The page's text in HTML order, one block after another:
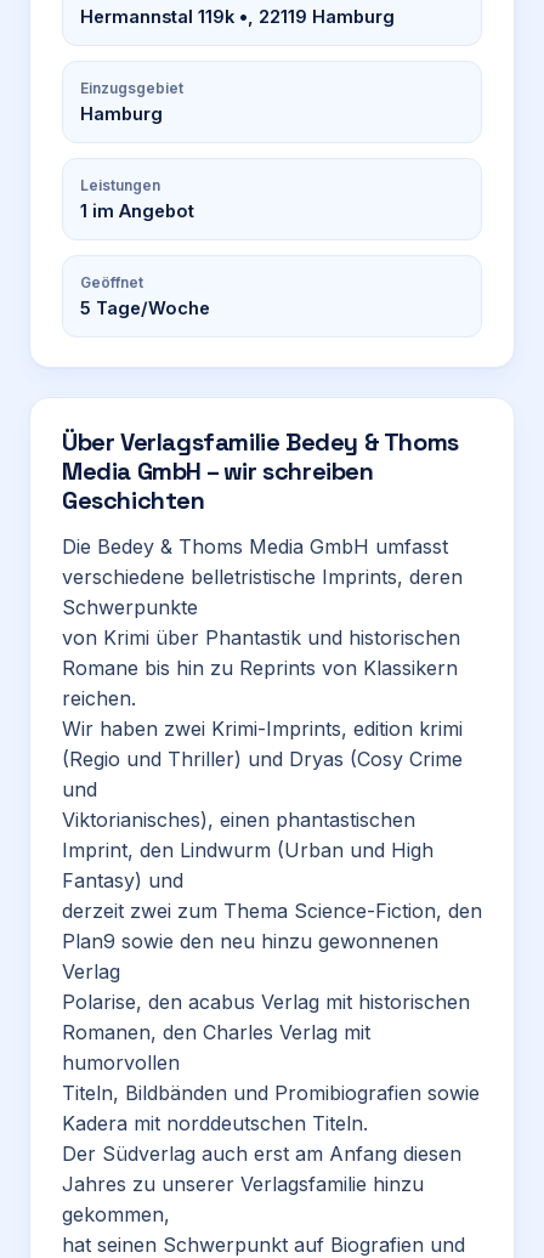
Hermannstal 119k •, 22119 Hamburg
Einzugsgebiet
Hamburg
Leistungen
1 im Angebot
Geöffnet
5 Tage/Woche
ÜberVerlagsfamilie Bedey & Thoms
Media GmbH – wir schreiben
Geschichten
Die Bedey & Thoms Media GmbH umfasst
verschiedene belletristische Imprints, deren
Schwerpunkte
von Krimi über Phantastik und historischen
Romane bis hin zu Reprints von Klassikern
reichen.
Wir haben zwei Krimi-Imprints, edition krimi
(Regio und Thriller) und Dryas (Cosy Crime
und
Viktorianisches), einen phantastischen
Imprint, den Lindwurm (Urban und High
Fantasy) und
derzeit zwei zum Thema Science-Fiction, den
Plan9 sowie den neu hinzu gewonnenen
Verlag
Polarise, den acabus Verlag mit historischen
Romanen, den Charles Verlag mit
humorvollen
Titeln, Bildbänden und Promibiografien sowie
Kadera mit norddeutschen Titeln.
Der Südverlag auch erst am Anfang diesen
Jahres zu unserer Verlagsfamilie hinzu
gekommen,
hat seinen Schwerpunkt auf Biografien und